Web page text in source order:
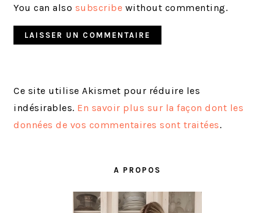
You can also subscribe without commenting.
Ce site utilise Akismet pour réduire les
indésirables. En savoir plus sur la façon dont les
données de vos commentaires sont traitées.
A PROPOS